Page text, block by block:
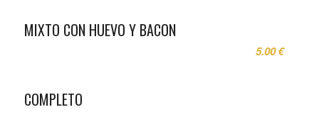
MIXTO CON HUEVO Y BACON
5.00 €
COMPLETO